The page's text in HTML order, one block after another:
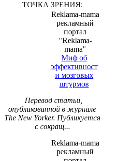
ТОЧКА ЗРЕНИЯ:
Reklama-mama
рекламный
портал
"Reklama-
mama"
Миф об
эффективност
и мозговых
штурмов
Перевод статьи,
опубликованной в журнале
The New Yorker. Публикуется
с сокращ...
Reklama-mama
рекламный